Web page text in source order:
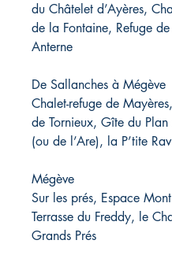
du Châtelet d’Ayères,
de la Fontaine, Refuge
Anterne
De Sallanches à Mégève
Chalet-refuge de
de Tornieux, Gîte du Plan
(ou de l’Are), la P’tite
Mégève
Sur les prés, Espace
Terrasse du Freddy, le
Grands Prés